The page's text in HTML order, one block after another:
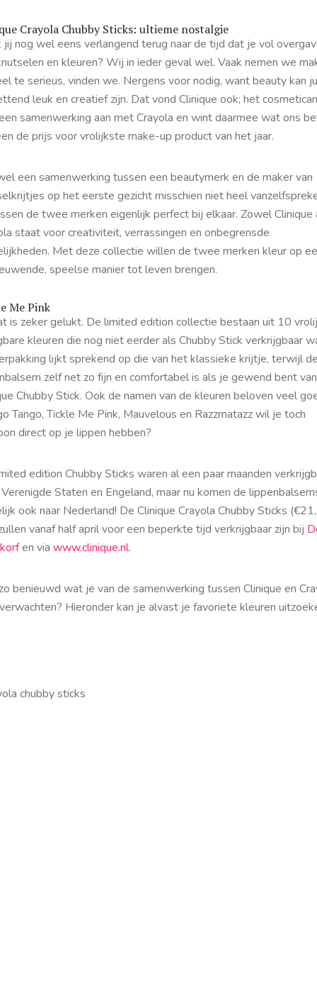
Crayola Chubby Sticks: ultieme nostalgie
jij nog wel eens verlangend terug naar de tijd dat je vol
en kleuren? Wij in ieder geval wel. Vaak nemen we
te serieus, vinden we. Nergens voor nodig, want beauty kan
leuk en creatief zijn. Dat vond Clinique ook; het
samenwerking aan met Crayola en wint daarmee wat ons
de prijs voor vrolijkste make-up product van het jaar.
een samenwerking tussen een beautymerk en de maker van
op het eerste gezicht misschien niet heel
de twee merken eigenlijk perfect bij elkaar. Zowel Clinique
staat voor creativiteit, verrassingen en onbegrensde
Met deze collectie willen de twee merken kleur op
speelse manier tot leven brengen.
Me Pink
is zeker gelukt. De limited edition collectie bestaan uit 10
kleuren die nog niet eerder als Chubby Stick verkrijgbaar
lijkt sprekend op die van het klassieke krijtje, terwijl de
zelf net zo fijn en comfortabel is als je gewend bent
Chubby Stick. Ook de namen van de kleuren beloven veel
Tango, Tickle Me Pink, Mauvelous en Razzmatazz wil je toch
direct op je lippen hebben?
edition Chubby Sticks waren al een paar maanden
Staten en Engeland, maar nu komen de
ook naar Nederland! De Clinique Crayola Chubby Sticks
vanaf half april voor een beperkte tijd verkrijgbaar zijn bij
en via www.clinique.nl.
benieuwd wat je van de samenwerking tussen Clinique en
Hieronder kan je alvast je favoriete kleuren